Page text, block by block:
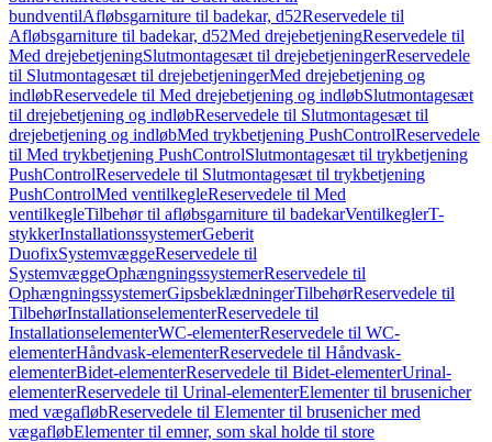
bundventilAfløbsgarniture til badekar, d52Reservedele til
Afløbsgarniture til badekar, d52Med drejebetjeningReservedele til
Med drejebetjeningSlutmontagesæt til drejebetjeningerReservedele
til Slutmontagesæt til drejebetjeningerMed drejebetjening og
indløbReservedele til Med drejebetjening og indløbSlutmontagesæt
til drejebetjening og indløbReservedele til Slutmontagesæt til
drejebetjening og indløbMed trykbetjening PushControlReservedele
til Med trykbetjening PushControlSlutmontagesæt til trykbetjening
PushControlReservedele til Slutmontagesæt til trykbetjening
PushControlMed ventilkegleReservedele til Med
ventilkegleTilbehør til afløbsgarniture til badekarVentilkeglerT-
stykkerInstallationssystemerGeberit
DuofixSystemvæggeReservedele til
SystemvæggeOphængningssystemerReservedele til
OphængningssystemerGipsbeklædningerTilbehørReservedele til
TilbehørInstallationselementerReservedele til
InstallationselementerWC-elementerReservedele til WC-
elementerHåndvask-elementerReservedele til Håndvask-
elementerBidet-elementerReservedele til Bidet-elementerUrinal-
elementerReservedele til Urinal-elementerElementer til brusenicher
med vægafløbReservedele til Elementer til brusenicher med
vægafløbElementer til emner, som skal holde til store